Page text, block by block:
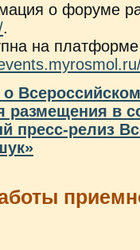
о форуме
.
на
размещения в
пресс-релиз